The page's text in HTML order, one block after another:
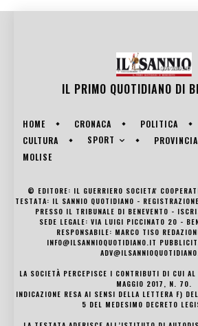
IL PRIMO QUOTIDIANO DI
HOME CRONACA POLITICA
CULTURA
SPORT PROVINCIA
MOLISE
© EDITORE: IL GUERRIERO SOCIETA'
TESTATA: IL SANNIO QUOTIDIANO -
PRESSO IL TRIBUNALE DI BENEVENTO -
SEDE LEGALE: VIA LUIGI PICCINATO 20 -
RESPONSABILE: MARCO TISO
INFO@ILSANNIOQUOTIDIANO.IT
LA SOCIETÀ PERCEPISCE I CONTRIBUTI DI CUI AL
MAGGIO 2017, N. 70.
INDICAZIONE RESA AI SENSI DELLA LETTERA F)
5 DEL MEDESIMO DECRETO